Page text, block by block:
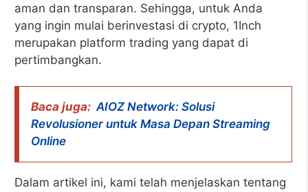
aman dan transparan. Sehingga, untuk Anda
yang ingin mulai berinvestasi di crypto, 1Inch
merupakan platform trading yang dapat di
pertimbangkan.
Baca juga: AIOZ Network: Solusi
Revolusioner untuk Masa Depan Streaming
Online
Dalam artikel ini, kami telah menjelaskan tentang